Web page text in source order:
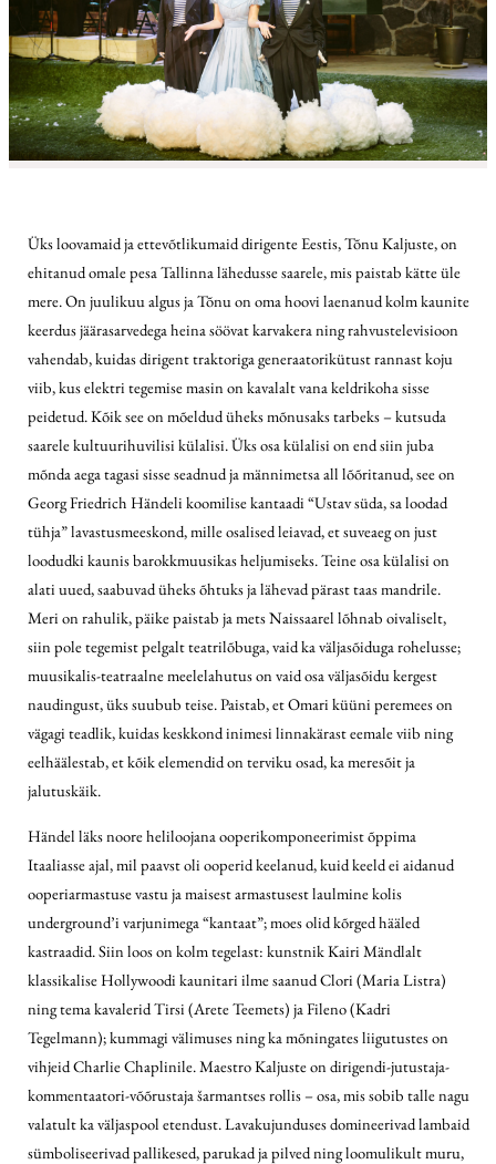
Üks loovamaid ja ettevõtlikumaid dirigente Eestis, Tõnu Kaljuste, on
ehitanud omale pesa Tallinna lähedusse saarele, mis paistab kätte üle
mere. On juulikuu algus ja Tõnu on oma hoovi laenanud kolm kaunite
keerdus jäärasarvedega heina söövat karvakera ning rahvustelevisioon
vahendab, kuidas dirigent traktoriga generaatorikütust rannast koju
viib, kus elektri tegemise masin on kavalalt vana keldrikoha sisse
peidetud. Kõik see on mõeldud üheks mõnusaks tarbeks – kutsuda
saarele kultuurihuvilisi külalisi. Üks osa külalisi on end siin juba
mõnda aega tagasi sisse seadnud ja männimetsa all lõõritanud, see on
Georg Friedrich Händeli koomilise kantaadi “Ustav süda, sa loodad
tühja” lavastusmeeskond, mille osalised leiavad, et suveaeg on just
loodudki kaunis barokkmuusikas heljumiseks. Teine osa külalisi on
alati uued, saabuvad üheks õhtuks ja lähevad pärast taas mandrile.
Meri on rahulik, päike paistab ja mets Naissaarel lõhnab oivaliselt,
siin pole tegemist pelgalt teatrilõbuga, vaid ka väljasõiduga rohelusse;
muusikalis-teatraalne meelelahutus on vaid osa väljasõidu kergest
naudingust, üks suubub teise. Paistab, et Omari küüni peremees on
vägagi teadlik, kuidas keskkond inimesi linnakärast eemale viib ning
eelhäälestab, et kõik elemendid on terviku osad, ka meresõit ja
jalutuskäik.
Händel läks noore heliloojana ooperikomponeerimist õppima
Itaaliasse ajal, mil paavst oli ooperid keelanud, kuid keeld ei aidanud
ooperiarmastuse vastu ja maisest armastusest laulmine kolis
underground’i varjunimega “kantaat”; moes olid kõrged hääled
kastraadid. Siin loos on kolm tegelast: kunstnik Kairi Mändlalt
klassikalise Hollywoodi kaunitari ilme saanud Clori (Maria Listra)
ning tema kavalerid Tirsi (Arete Teemets) ja Fileno (Kadri
Tegelmann); kummagi välimuses ning ka mõningates liigutustes on
vihjeid Charlie Chaplinile. Maestro Kaljuste on dirigendi-jutustaja-
kommentaatori-võõrustaja šarmantses rollis – osa, mis sobib talle nagu
valatult ka väljaspool etendust. Lavakujunduses domineerivad lambaid
sümboliseerivad pallikesed, parukad ja pilved ning loomulikult muru,